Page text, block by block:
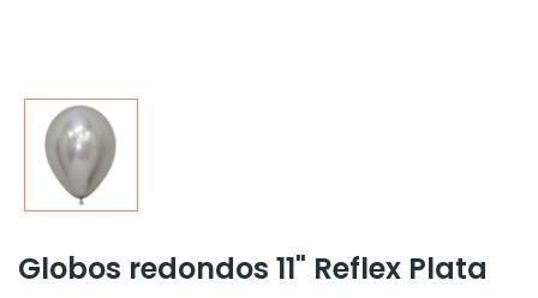
Globos redondos 11" Reflex Plata